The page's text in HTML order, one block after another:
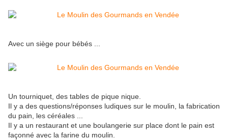
Avec un siège pour bébés ...
Un tourniquet, des tables de pique nique.
Il y a des questions/réponses ludiques sur le moulin, la fabrication
du pain, les céréales ...
Il y a un restaurant et une boulangerie sur place dont le pain est
façonné avec la farine du moulin.